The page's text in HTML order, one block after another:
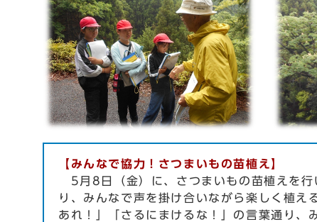
【みんなで協力！さつまいもの苗植え】
5月8日（金）に、さつまいもの苗植えを行
り、みんなで声を掛け合いながら楽しく植
あれ！」「さるにまけるな！」の言葉通り、